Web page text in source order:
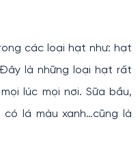
các loại hạt như: hạt
là những loại hạt rất
lúc mọi nơi. Sữa bầu,
lá màu xanh…cũng là